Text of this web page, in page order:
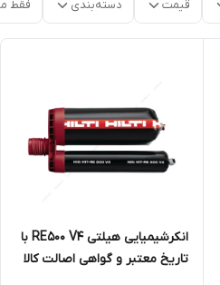
قیمت دسته‌بندی فقط
انکرشیمیایی هیلتی RE500 V4 با
تاریخ معتبر و گواهی اصالت کالا